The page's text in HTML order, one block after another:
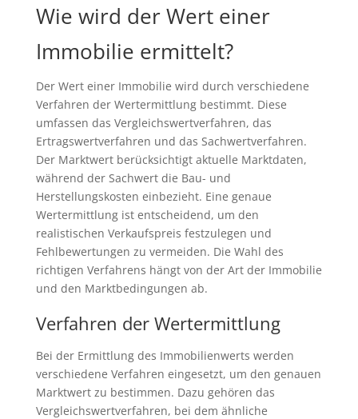
Wie wird der Wert einer
Immobilie ermittelt?
Der Wert einer Immobilie wird durch verschiedene
Verfahren der Wertermittlung bestimmt. Diese
umfassen das Vergleichswertverfahren, das
Ertragswertverfahren und das Sachwertverfahren.
Der Marktwert berücksichtigt aktuelle Marktdaten,
während der Sachwert die Bau- und
Herstellungskosten einbezieht. Eine genaue
Wertermittlung ist entscheidend, um den
realistischen Verkaufspreis festzulegen und
Fehlbewertungen zu vermeiden. Die Wahl des
richtigen Verfahrens hängt von der Art der Immobilie
und den Marktbedingungen ab.
Verfahren der Wertermittlung
Bei der Ermittlung des Immobilienwerts werden
verschiedene Verfahren eingesetzt, um den genauen
Marktwert zu bestimmen. Dazu gehören das
Vergleichswertverfahren, bei dem ähnliche